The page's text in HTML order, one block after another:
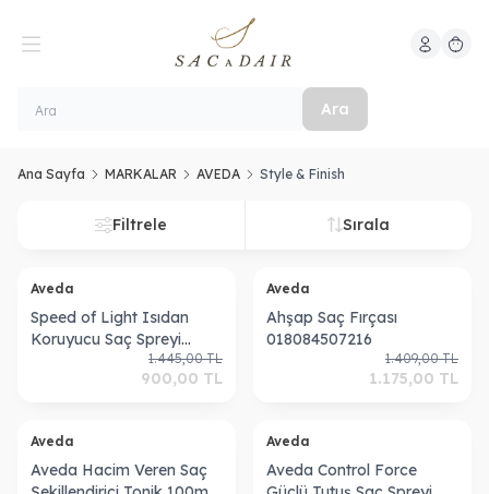
Ara
Hesabım
Ana Sayfa MARKALAR AVEDA Style & Finish
Filtrele Sırala
Aveda
Speed of Light Isıdan
Koruyucu Saç Spreyi
200ml 018084982068
1.445,00TL
900,00 TL
Aveda
Ahşap Saç Fırçası
018084507216
1.409,00TL
1.175,00 TL
Aveda
Aveda Hacim Veren Saç
Aveda
Aveda Control Force